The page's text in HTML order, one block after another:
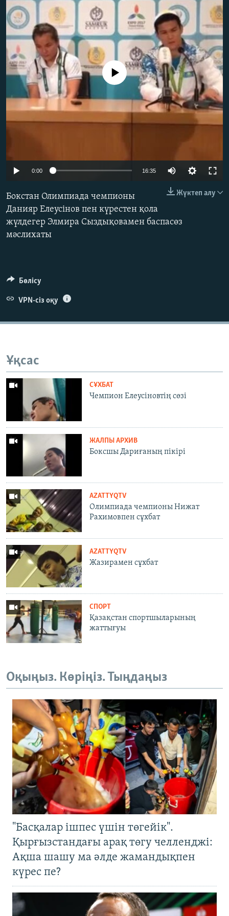
ЖАЗЫЛЫҢЫЗ
Басқа тілдерде
No media source currently available
0:00 16:35
Жүктеп алу
Бокстан Олимпиада чемпионы
Данияр Елеусінов пен күрестен қола
жүлдегер Элмира Сыздықовамен баспасөз
мәслиxаты
Бөлісу
VPN-сіз оқу
Ұқсас
СҰХБАТ
Чемпион Елеусіновтің сөзі
ЖАЛПЫ АРХИВ
Боксшы Дариғаның пікірі
AZATTYQTV
Олимпиада чемпионы Нижат
Раxимовпен сұxбат
AZATTYQTV
Жазирамен сұхбат
СПОРТ
Қазақстан спортшыларының
жаттығуы
Оқыңыз. Көріңіз. Тыңдаңыз
"Басқалар ішпес үшін төгейік".
Қырғызстандағы арақ төгу челленджі:
Ақша шашу ма әлде жамандықпен
күрес пе?